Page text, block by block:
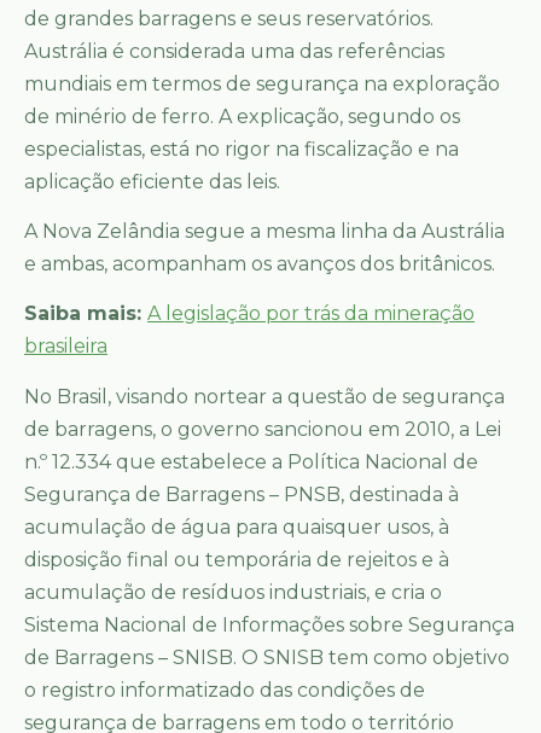
de grandes barragens e seus reservatórios.
Austrália é considerada uma das referências
mundiais em termos de segurança na exploração
de minério de ferro. A explicação, segundo os
especialistas, está no rigor na fiscalização e na
aplicação eficiente das leis.
A Nova Zelândia segue a mesma linha da Austrália
e ambas, acompanham os avanços dos britânicos.
Saiba mais: A legislação por trás da mineração
brasileira
No Brasil, visando nortear a questão de segurança
de barragens, o governo sancionou em 2010, a Lei
n.º 12.334 que estabelece a Política Nacional de
Segurança de Barragens – PNSB, destinada à
acumulação de água para quaisquer usos, à
disposição final ou temporária de rejeitos e à
acumulação de resíduos industriais, e cria o
Sistema Nacional de Informações sobre Segurança
de Barragens – SNISB. O SNISB tem como objetivo
o registro informatizado das condições de
segurança de barragens em todo o território